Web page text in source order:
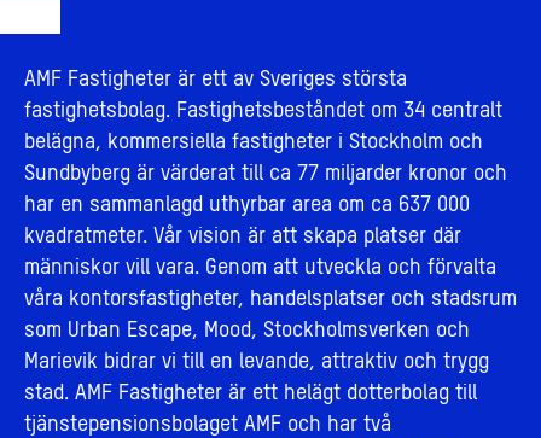
AMF Fastigheter är ett av Sveriges största
fastighetsbolag. Fastighetsbeståndet om 34 centralt
belägna, kommersiella fastigheter i Stockholm och
Sundbyberg är värderat till ca 77 miljarder kronor och
har en sammanlagd uthyrbar area om ca 637 000
kvadratmeter. Vår vision är att skapa platser där
människor vill vara. Genom att utveckla och förvalta
våra kontorsfastigheter, handelsplatser och stadsrum
som Urban Escape, Mood, Stockholmsverken och
Marievik bidrar vi till en levande, attraktiv och trygg
stad. AMF Fastigheter är ett helägt dotterbolag till
tjänstepensionsbolaget AMF och har två